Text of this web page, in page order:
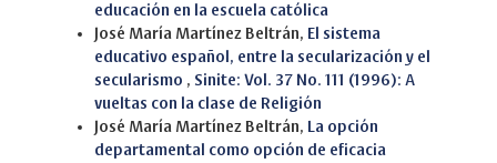
educación en la escuela católica
José María Martínez Beltrán, El sistema
educativo español, entre la secularización y el
secularismo , Sinite: Vol. 37 No. 111 (1996): A
vueltas con la clase de Religión
José María Martínez Beltrán, La opción
departamental como opción de eficacia